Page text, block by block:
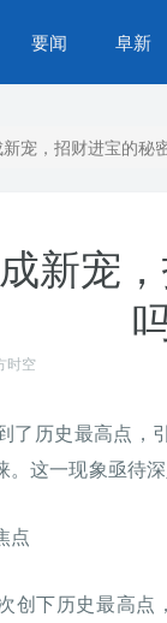
要闻 阜新
宠，招财进宝的秘
新宠
时空
了历史最高点，
这一现象亟待深
点
创下历史最高